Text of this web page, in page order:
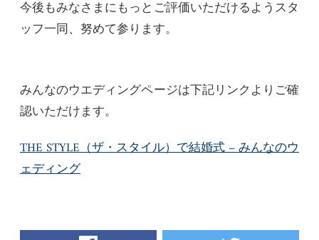
今後もみなさまにもっとご評価いただけるようスタ
ッフ一同、努めて参ります。
みんなのウエディングページは下記リンクよりご確
認いただけます。
THE STYLE（ザ・スタイル）で結婚式 – みんなのウ
ェディング
facebook twitter